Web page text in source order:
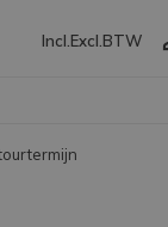
Incl. Excl. BTW